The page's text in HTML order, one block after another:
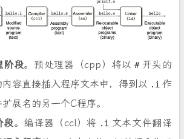
阶段。预处理器（cpp）将以 # 开头的
容直接插入程序文本中，得到以 .i 作
展名的另一个C程序。
段。编译器（ccl）将 .i 文本文件翻译